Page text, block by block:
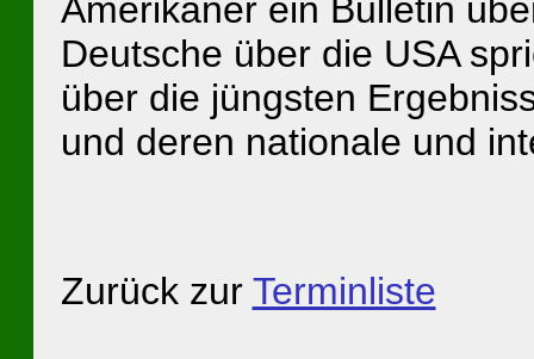
Amerikaner ein Bulletin
Deutsche über die USA
über die jüngsten
und deren nationale und
Zurück zur Terminliste